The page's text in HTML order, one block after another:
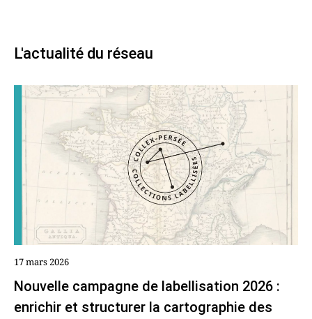
L'actualité du réseau
17 mars 2026
Nouvelle campagne de labellisation 2026 :
enrichir et structurer la cartographie des